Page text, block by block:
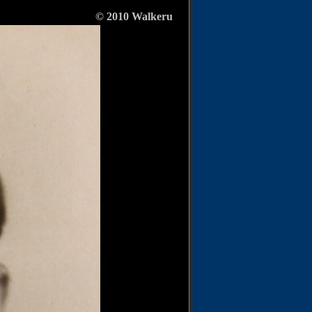
Walkeru